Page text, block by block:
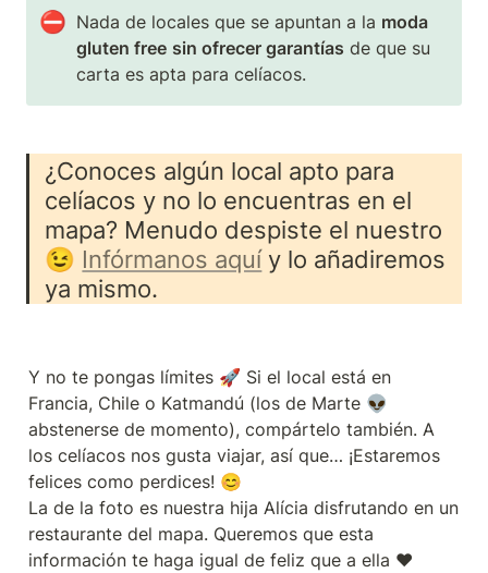
⛔ Nada de locales que se apuntan a la moda
gluten free sin ofrecer garantías de que su
carta es apta para celíacos.
¿Conoces algún local apto para
celíacos y no lo encuentras en el
mapa? Menudo despiste el nuestro
😉 Infórmanos aquí y lo añadiremos
ya mismo.
Y no te pongas límites 🚀 Si el local está en
Francia, Chile o Katmandú (los de Marte 👽
abstenerse de momento), compártelo también. A
los celíacos nos gusta viajar, así que… ¡Estaremos
felices como perdices! 😊
La de la foto es nuestra hija Alícia disfrutando en un
restaurante del mapa. Queremos que esta
información te haga igual de feliz que a ella ❤️